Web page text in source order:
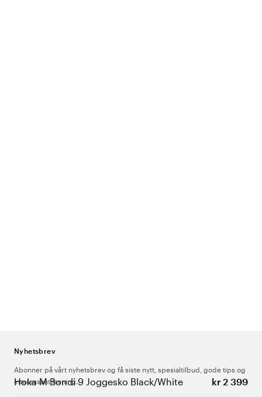
Hoka M Bondi 9 Joggesko Black/White kr 2 399
Nyhetsbrev
Abonner på vårt nyhetsbrev og få siste nytt, spesialtilbud, gode tips og
interessant lesning.